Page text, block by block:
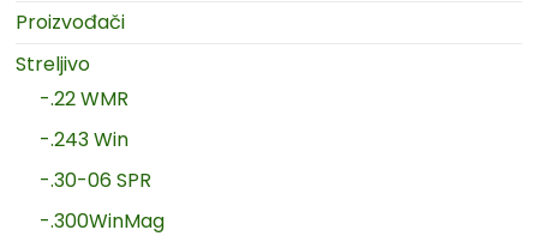
Proizvođači
Streljivo
-.22 WMR
-.243 Win
-.30-06 SPR
-.300WinMag